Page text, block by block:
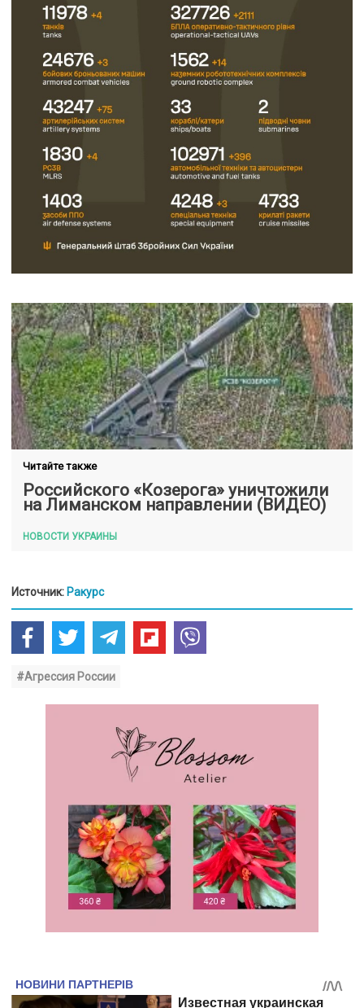
Читайте также
Российского «Козерога» уничтожили
на Лиманском направлении (ВИДЕО)
НОВОСТИ УКРАИНЫ
Источник: Ракурс
#Агрессия России